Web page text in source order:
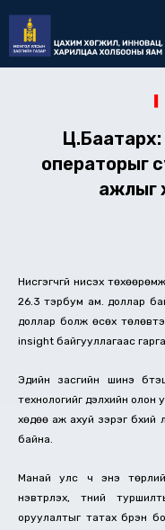
content
операторыг
ажлыг
Нисгэгчгүй нисэх
26.3 тэрбум ам. доллар
доллар болж өсөх
insight байгууллагаас
Эдийн засгийн шинэ
технологийг дэлхийн олон
хөдөө аж ахуй зэрэг бүхий
байна.
Манай улс ч энэ
нэвтрүүлэх, түүний
оруулалтыг татах бүрэн